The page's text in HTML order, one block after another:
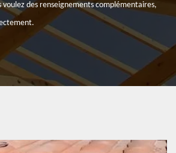
voulez des renseignements complémentaires,